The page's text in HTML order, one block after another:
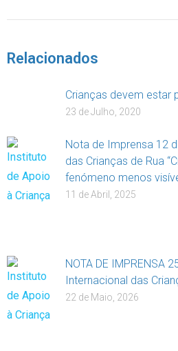
Relacionados
Crianças devem estar
23 de Julho, 2020
Nota de Imprensa 12
das Crianças de Rua
fenómeno menos
11 de Abril, 2025
NOTA DE IMPRENSA
Internacional das
22 de Maio, 2026